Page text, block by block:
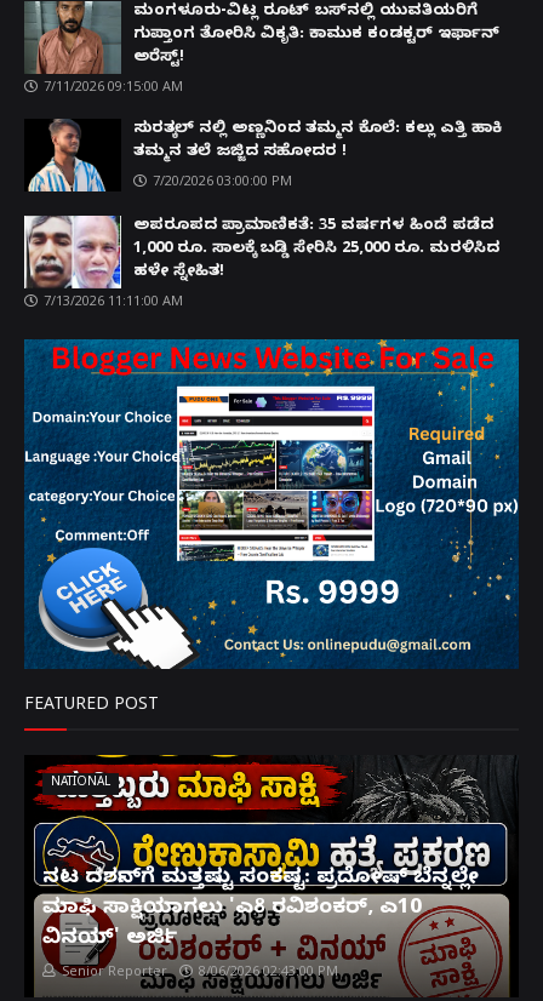
ಮಂಗಳೂರು-ವಿಟ್ಲ ರೂಟ್ ಬಸ್‌ನಲ್ಲಿ ಯುವತಿಯರಿಗೆ
ಗುಪ್ತಾಂಗ ತೋರಿಸಿ ವಿಕೃತಿ: ಕಾಮುಕ ಕಂಡಕ್ಟರ್ ಇರ್ಫಾನ್
ಅರೆಸ್ಟ್!
7/11/2026 09:15:00 AM
ಸುರತ್ಕಲ್ ನಲ್ಲಿ ಅಣ್ಣನಿಂದ ತಮ್ಮನ ಕೊಲೆ: ಕಲ್ಲು ಎತ್ತಿ ಹಾಕಿ
ತಮ್ಮನ ತಲೆ ಜಜ್ಜಿದ ಸಹೋದರ !
7/20/2026 03:00:00 PM
ಅಪರೂಪದ ಪ್ರಾಮಾಣಿಕತೆ: 35 ವರ್ಷಗಳ ಹಿಂದೆ ಪಡೆದ
1,000 ರೂ. ಸಾಲಕ್ಕೆ ಬಡ್ಡಿ ಸೇರಿಸಿ 25,000 ರೂ. ಮರಳಿಸಿದ
ಹಳೇ ಸ್ನೇಹಿತ!
7/13/2026 11:11:00 AM
FEATURED POST
NATIONAL
ನಟ ದರ್ಶನ್‌ಗೆ ಮತ್ತಷ್ಟು ಸಂಕಷ್ಟ: ಪ್ರದೋಷ್ ಬೆನ್ನಲ್ಲೇ
ಮಾಫಿ ಸಾಕ್ಷಿಯಾಗಲು 'ಎ8 ರವಿಶಂಕರ್, ಎ10
ವಿನಯ್' ಅರ್ಜಿ!
Senior Reporter 8/06/2026 02:43:00 PM